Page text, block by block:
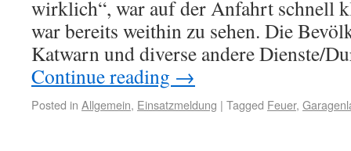
wirklich“, war auf der Anfahrt schnell
war bereits weithin zu sehen. Die
Katwarn und diverse andere Dienste/
Continue reading →
Posted in Allgemein, Einsatzmeldung | Tagged Feuer,